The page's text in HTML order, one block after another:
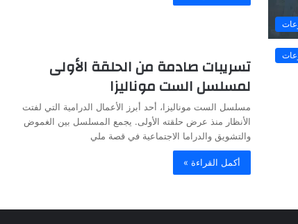
تسريبات صادمة من الحلقة الأولى
لمسلسل الست موناليزا
مسلسل الست موناليزا، أحد أبرز الأعمال الدرامية التي لفتت
الأنظار منذ عرض حلقته الأولى. يجمع المسلسل بين الغموض
والتشويق والدراما الاجتماعية في قصة ملي
أكمل القراءة »